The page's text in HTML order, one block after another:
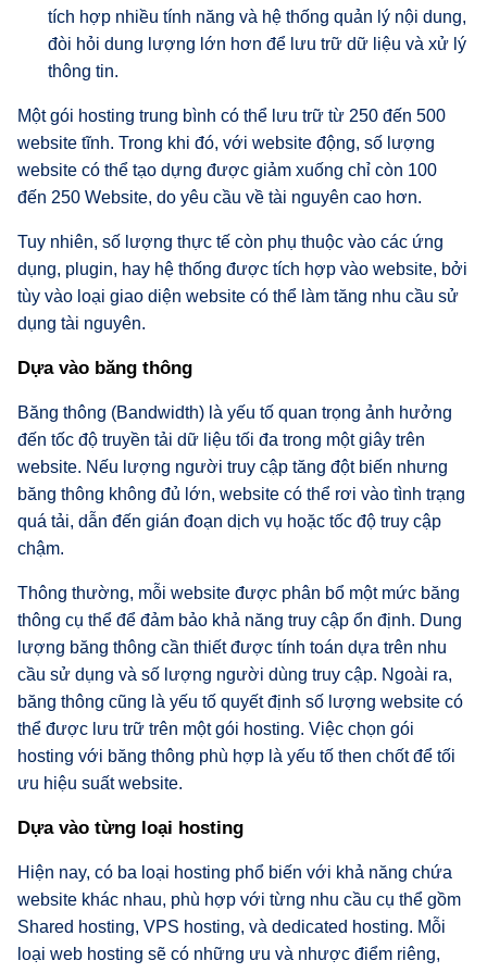
tích hợp nhiều tính năng và hệ thống quản lý nội dung,
đòi hỏi dung lượng lớn hơn để lưu trữ dữ liệu và xử lý
thông tin.
Một gói hosting trung bình có thể lưu trữ từ 250 đến 500
website tĩnh. Trong khi đó, với website động, số lượng
website có thể tạo dựng được giảm xuống chỉ còn 100
đến 250 Website, do yêu cầu về tài nguyên cao hơn.
Tuy nhiên, số lượng thực tế còn phụ thuộc vào các ứng
dụng, plugin, hay hệ thống được tích hợp vào website, bởi
tùy vào loại giao diện website có thể làm tăng nhu cầu sử
dụng tài nguyên.
Dựa vào băng thông
Băng thông (Bandwidth) là yếu tố quan trọng ảnh hưởng
đến tốc độ truyền tải dữ liệu tối đa trong một giây trên
website. Nếu lượng người truy cập tăng đột biến nhưng
băng thông không đủ lớn, website có thể rơi vào tình trạng
quá tải, dẫn đến gián đoạn dịch vụ hoặc tốc độ truy cập
chậm.
Thông thường, mỗi website được phân bổ một mức băng
thông cụ thể để đảm bảo khả năng truy cập ổn định. Dung
lượng băng thông cần thiết được tính toán dựa trên nhu
cầu sử dụng và số lượng người dùng truy cập. Ngoài ra,
băng thông cũng là yếu tố quyết định số lượng website có
thể được lưu trữ trên một gói hosting. Việc chọn gói
hosting với băng thông phù hợp là yếu tố then chốt để tối
ưu hiệu suất website.
Dựa vào từng loại hosting
Hiện nay, có ba loại hosting phổ biến với khả năng chứa
website khác nhau, phù hợp với từng nhu cầu cụ thể gồm
Shared hosting, VPS hosting, và dedicated hosting. Mỗi
loại web hosting sẽ có những ưu và nhược điểm riêng,